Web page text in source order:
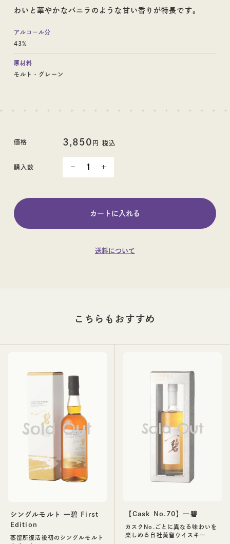
わいと華やかなバニラのような甘い香りが特長です。
アルコール分
43%
原材料
モルト・グレーン
価格 3,850 円 税込
購入数
送料について
こちらも おすすめ
シングルモルト 一碧 First
Edition
蒸留所復活後初のシングルモルト
【Cask No.70】一碧
カスクNo.ごとに異なる味わいを
楽しめる自社蒸留ウイスキー
日本酒